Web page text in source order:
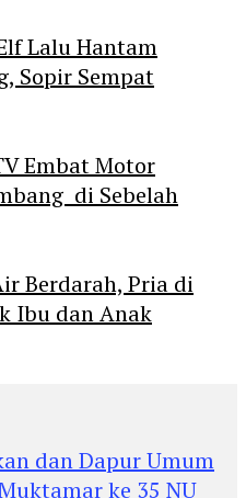
Lalu Hantam
Sopir Sempat
Embat Motor
di Sebelah
Berdarah, Pria di
Ibu dan Anak